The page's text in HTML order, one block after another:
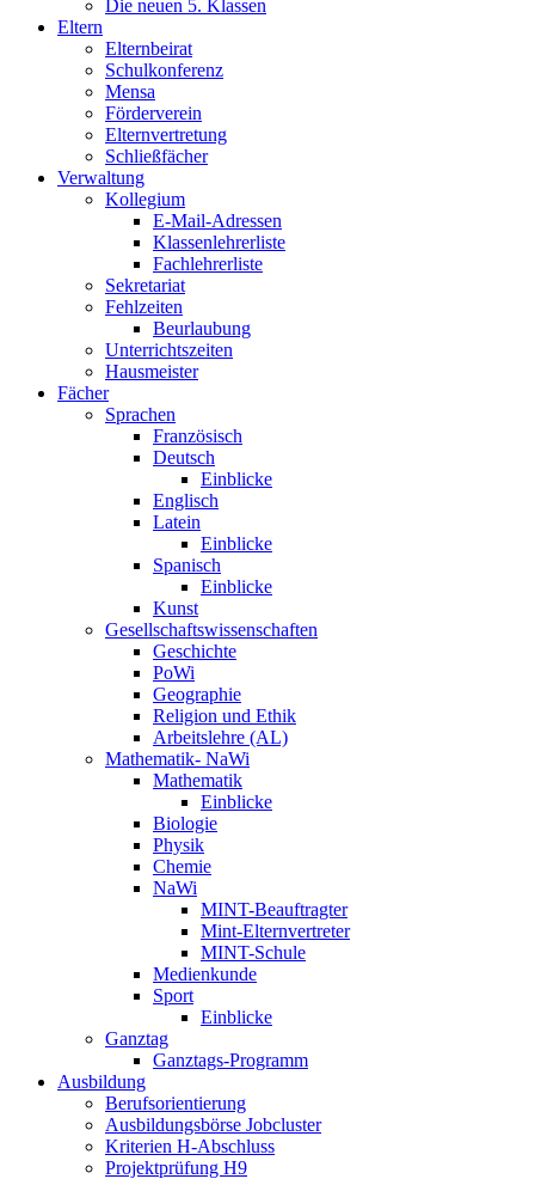
Die neuen 5. Klassen
Eltern
Elternbeirat
Schulkonferenz
Mensa
Förderverein
Elternvertretung
Schließfächer
Verwaltung
Kollegium
E-Mail-Adressen
Klassenlehrerliste
Fachlehrerliste
Sekretariat
Fehlzeiten
Beurlaubung
Unterrichtszeiten
Hausmeister
Fächer
Sprachen
Französisch
Deutsch
Einblicke
Englisch
Latein
Einblicke
Spanisch
Einblicke
Kunst
Gesellschaftswissenschaften
Geschichte
PoWi
Geographie
Religion und Ethik
Arbeitslehre (AL)
Mathematik- NaWi
Mathematik
Einblicke
Biologie
Physik
Chemie
NaWi
MINT-Beauftragter
Mint-Elternvertreter
MINT-Schule
Medienkunde
Sport
Einblicke
Ganztag
Ganztags-Programm
Ausbildung
Berufsorientierung
Ausbildungsbörse Jobcluster
Kriterien H-Abschluss
Projektprüfung H9